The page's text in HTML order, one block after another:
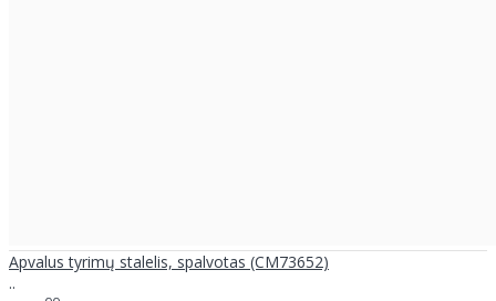
Apvalus tyrimų stalelis, spalvotas (CM73652)
..